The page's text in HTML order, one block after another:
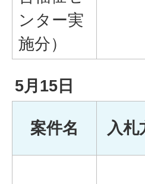
ンター実
施分）
5月15日
案件名 入札